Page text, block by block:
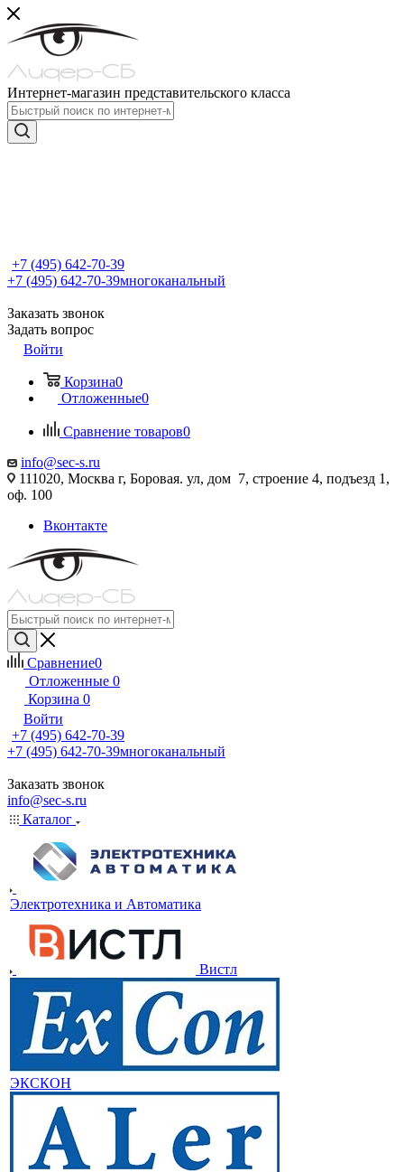
Интернет-магазин представительского класса
+7 (495) 642-70-39
+7 (495) 642-70-39многоканальный
Заказать звонок
Задать вопрос
Войти
Корзина0
Отложенные0
Сравнение товаров0
info@sec-s.ru
111020, Москва г, Боровая. ул, дом 7, строение 4, подъезд 1,
оф. 100
Вконтакте
Сравнение0
Отложенные 0
Корзина 0
Войти
+7 (495) 642-70-39
+7 (495) 642-70-39многоканальный
Заказать звонок
info@sec-s.ru
Каталог
Электротехника и Автоматика
Вистл
ЭКСКОН